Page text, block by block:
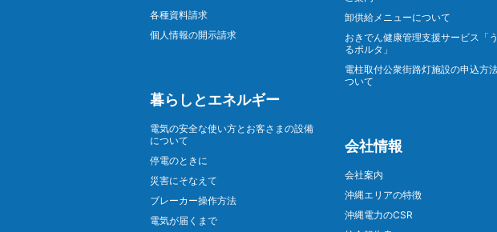
各種資料請求
個人情報の開示請求
暮らしとエネルギー
電気の安全な使い方とお客さまの設備
について
停電のときに
災害にそなえて
ブレーカー操作方法
電気が届くまで
卸供給メニューについて
おきでん健康管理支援サービス「
るポルタ」
電柱取付公衆街路灯施設の申込方
ついて
会社情報
会社案内
沖縄エリアの特徴
沖縄電力のCSR